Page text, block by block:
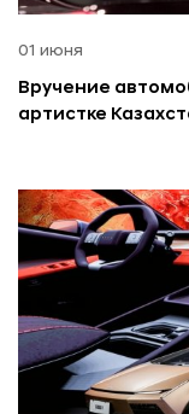
01 июня
Вручение
артистке